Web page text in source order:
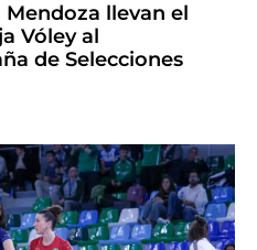
llevan el
Vóley al
de Selecciones